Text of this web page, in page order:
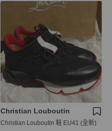
Christian Louboutin
Christian Louboutin 鞋 EU41 (全新)